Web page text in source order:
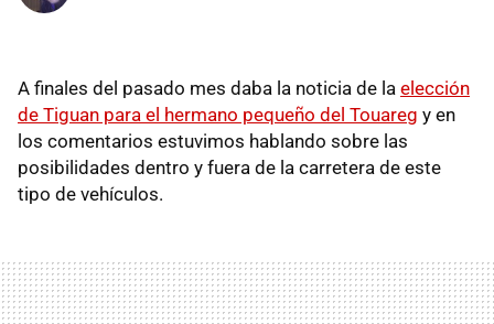
A finales del pasado mes daba la noticia de la elección
de Tiguan para el hermano pequeño del Touareg y en
los comentarios estuvimos hablando sobre las
posibilidades dentro y fuera de la carretera de este
tipo de vehículos.